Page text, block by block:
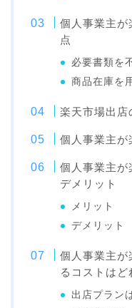
個人事業主が
点
必要書類を
商品在庫を
楽天市場出店
個人事業主が
個人事業主が
デメリット
メリット
デメリット
個人事業主が
るコストはど
出店プラン